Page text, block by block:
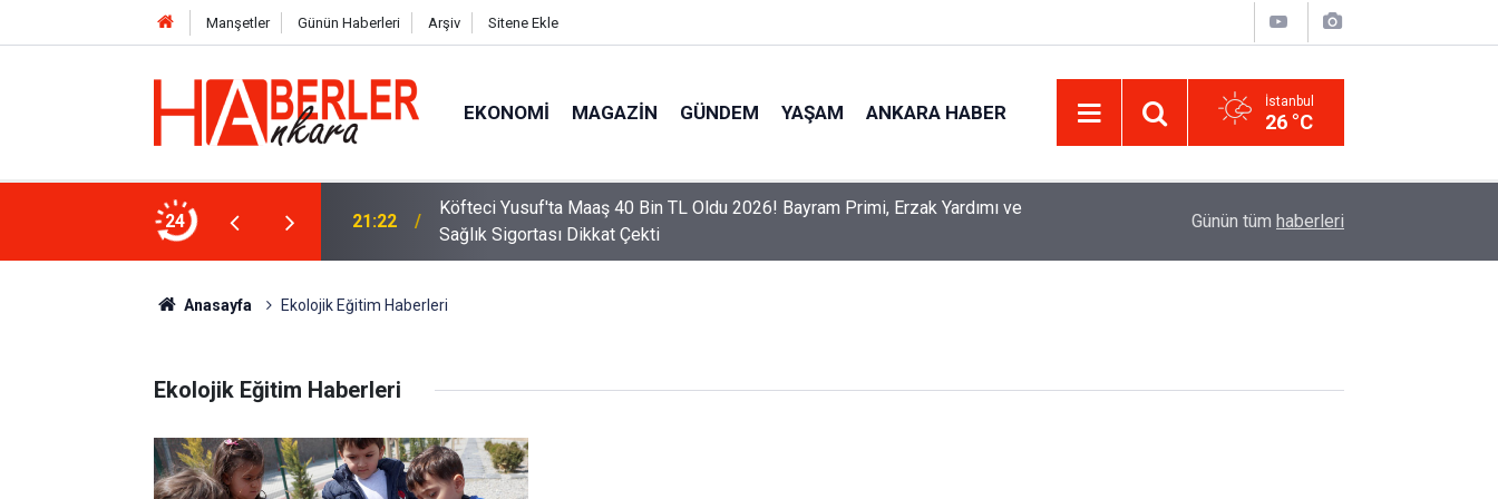
Manşetler Günün Haberleri Arşiv Sitene Ekle
EKONOMI MAGAZIN GÜNDEM YAŞAM ANKARA HABER İstanbul
26 °C
24
Hakan Fidan’ı Murat Aygen
21:22
Köfteci Yusuf'ta Maaş 40 Bin TL Oldu 2026! Bayram Primi, Erzak Yardımı ve
Sağlık Sigortası Dikkat Çekti
Sürücüler Dikkat! Yeni Dönemde 3 İhlal Ehliyet
Günün tüm haberleri
Anasayfa Ekolojik Eğitim Haberleri
Ekolojik Eğitim Haberleri